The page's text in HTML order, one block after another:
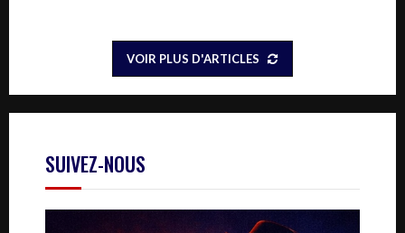
VOIR PLUS D'ARTICLES
SUIVEZ-NOUS